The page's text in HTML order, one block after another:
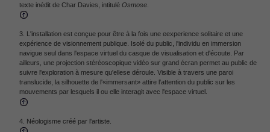
texte inédit de Char Davies, intitulé Osmose
3. L'installation est conçue pour être à la fois une eexperience solitaire et une
expérience de visionnement publique. Isolé du public, l'individu en immersion
navigue seul dans l'espace virtuel du casque de visualisation et d'écoute. Par
ailleurs, une projection stéréoscopique vidéo sur grand écran permet au public de
suivre l'exploration à mesure qu'ellese déroule. Visible à travers une paroi
translucide, la silhouette de l'«immersant» attire l'attention du public sur les
mouvements par lesquels il ou elle interagit avec l'espace virtuel.
4. Néologisme créé par l'artiste.